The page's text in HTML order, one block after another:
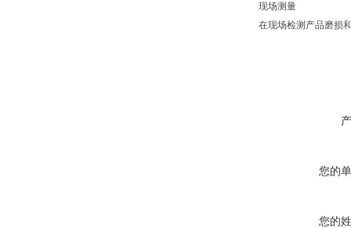
现场测量
在现场检测产品磨损
您的
您的